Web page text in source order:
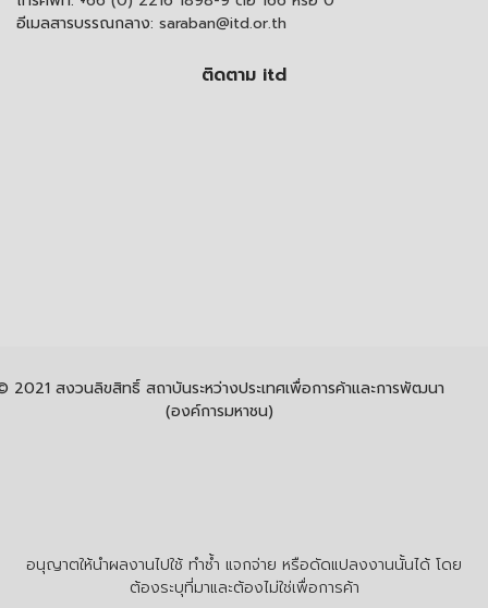
อีเมลสารบรรณกลาง: saraban@itd.or.th
ติดตาม itd
อนุญาตให้นำผลงานไปใช้ ทำซ้ำ แจกจ่าย หรือดัดแปลงงานนั้นได้ โดย
ต้องระบุที่มาและต้องไม่ใช่เพื่อการค้า
2021 สงวนลิขสิทธิ์ สถาบันระหว่างประเทศเพื่อการค้าและการพัฒนา
(องค์การมหาชน)